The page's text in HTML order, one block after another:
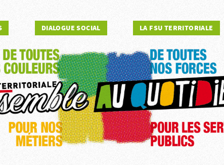
DIALOGUE SOCIAL LA FSU TERRITORIALE